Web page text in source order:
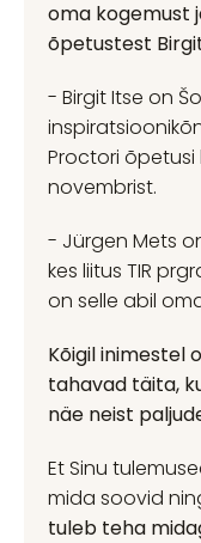
oma kogemust
õpetustest
- Birgit Itse on
Proctori õpetusi
novembrist.
- Jürgen Mets
kes liitus TIR
on selle abil
Kõigil inimestel
tahavad täita,
näe neist
Et Sinu
mida soovid
tuleb teha